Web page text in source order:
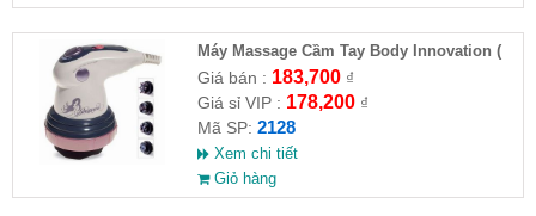
Máy Massage Cầm Tay Body Innovation (
HĐ )
Giá bán : 183,700₫
Giá sỉ VIP : 178,200₫
Mã SP: 2128
Xem chi tiết
Giỏ hàng